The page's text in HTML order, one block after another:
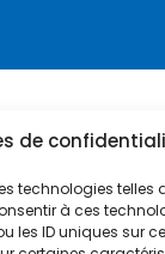
de
technologies
à ces
ID uniques sur